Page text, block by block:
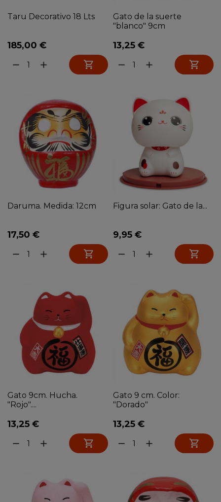
Taru Decorativo 18 Lts
185,00 €
remove add 
Gato de la suerte
"blanco" 9cm
13,25 €
remove add 
Daruma. Medida: 12cm
17,50 €
remove add 
Figura solar: Gato de la...
9,95 €
remove add 
Gato 9cm. Hucha.
"Rojo"....
13,25 €
remove add 
Gato 9 cm. Color:
"Dorado"
13,25 €
remove add 